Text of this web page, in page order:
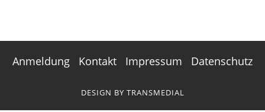
Anmeldung Kontakt Impressum Datenschutz
DESIGN BY TRANSMEDIAL